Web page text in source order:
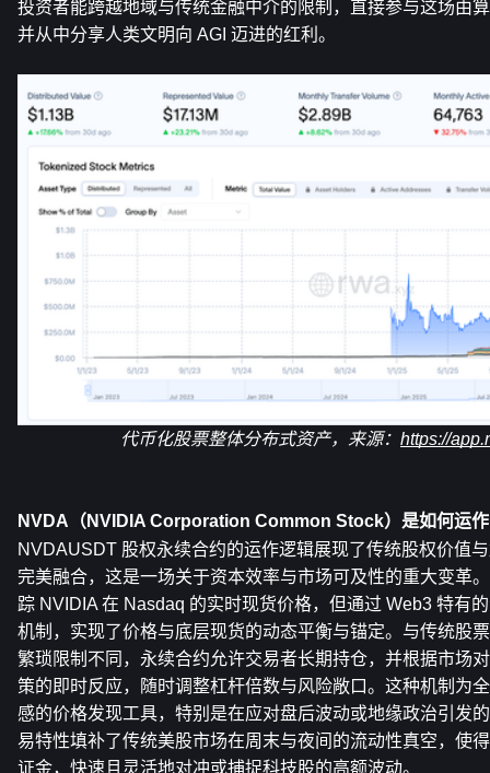
投资者能跨越地域与传统金融中介的限制，直接参与这场由
并从中分享人类文明向 AGI 迈进的红利。
代币化股票整体分布式资产，来源： https://
NVDA（NVIDIA Corporation Common Stock）是如何运
NVDAUSDT 股权永续合约的运作逻辑展现了传统股权价值
完美融合，这是一场关于资本效率与市场可及性的重大变革
踪 NVIDIA 在 Nasdaq 的实时现货价格，但通过 Web3 特有
机制，实现了价格与底层现货的动态平衡与锚定。与传统股
繁琐限制不同，永续合约允许交易者长期持仓，并根据市场
策的即时反应，随时调整杠杆倍数与风险敞口。这种机制为
感的价格发现工具，特别是在应对盘后波动或地缘政治引发
易特性填补了传统美股市场在周末与夜间的流动性真空，使
证金，快速且灵活地对冲或捕捉科技股的高额波动。